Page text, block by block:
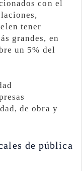
con el
tener
grandes, en
un 5% del
de obra y
de pública